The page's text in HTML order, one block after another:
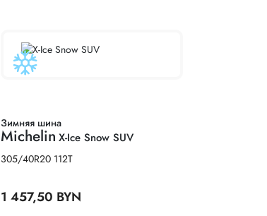
Зимняя шина
Michelin X-Ice Snow SUV
305/40R20 112T
1 457,50 BYN